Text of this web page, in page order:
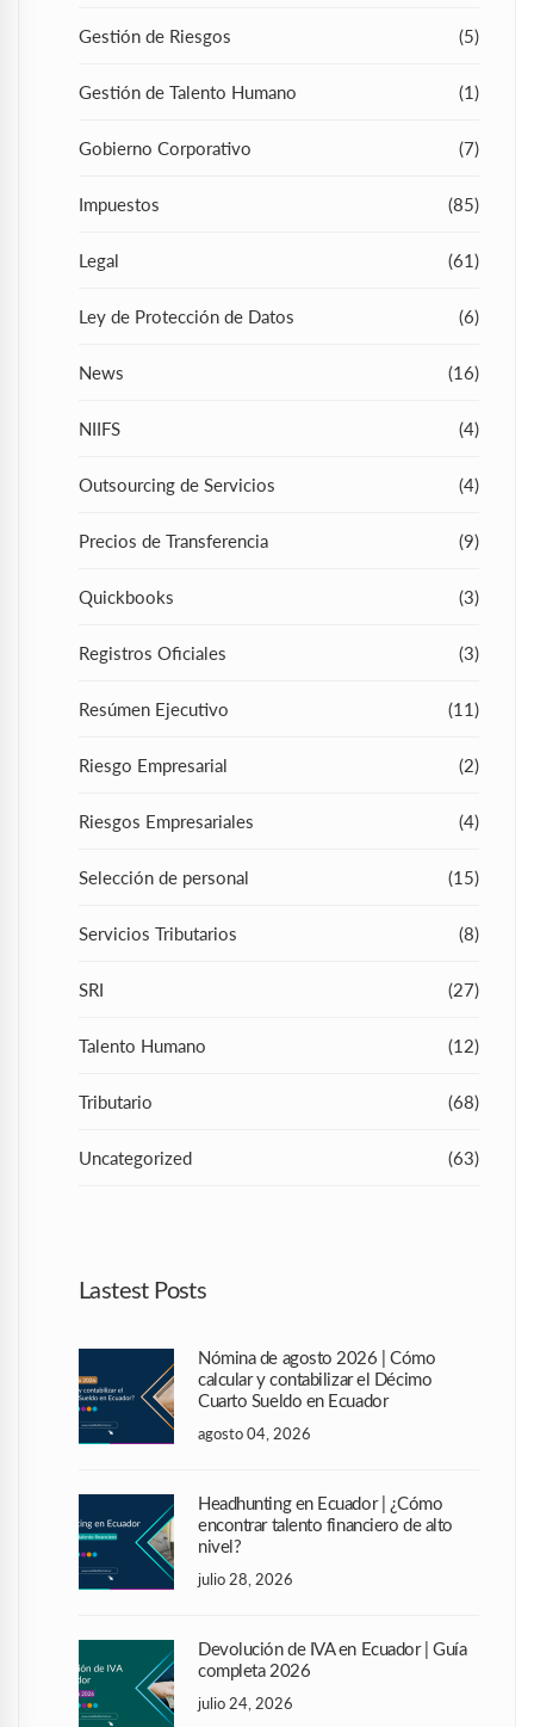
Gestión de Riesgos (5)
Gestión de Talento Humano (1)
Gobierno Corporativo (7)
Impuestos (85)
Legal (61)
Ley de Protección de Datos (6)
News (16)
NIIFS (4)
Outsourcing de Servicios (4)
Precios de Transferencia (9)
Quickbooks (3)
Registros Oficiales (3)
Resúmen Ejecutivo (11)
Riesgo Empresarial (2)
Riesgos Empresariales (4)
Selección de personal (15)
Servicios Tributarios (8)
SRI (27)
Talento Humano (12)
Tributario (68)
Uncategorized (63)
Lastest Posts
Nómina de agosto 2026 | Cómo
calcular y contabilizar el Décimo
Cuarto Sueldo en Ecuador
agosto 04, 2026
Headhunting en Ecuador | ¿Cómo
encontrar talento financiero de alto
nivel?
julio 28, 2026
Devolución de IVA en Ecuador | Guía
completa 2026
julio 24, 2026